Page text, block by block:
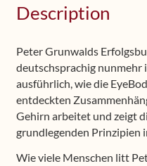
deutsch)
Lochbrille
(rot)
quantity
Description
Peter Grunwalds
deutschsprachig nunmehr
ausführlich, wie die
entdeckten
Gehirn arbeitet und zeigt
grundlegenden Prinzipien
Wie viele Menschen litt